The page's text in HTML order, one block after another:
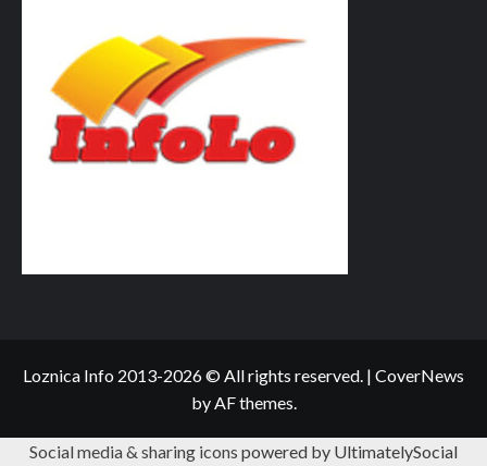
Loznica Info 2013-2026 © All rights reserved. | CoverNews
by AF themes.
Social media & sharing icons powered by UltimatelySocial